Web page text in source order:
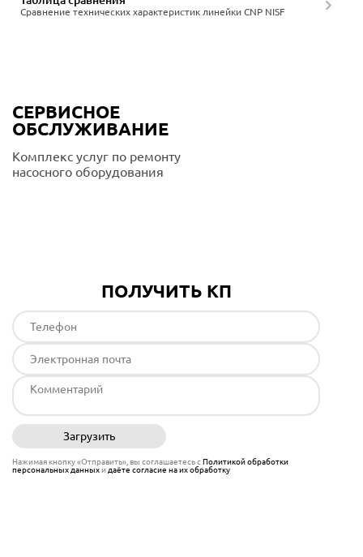
Сравнение технических характеристик линейки CNP NISF
СЕРВИСНОЕ
ОБСЛУЖИВАНИЕ
Комплекс услуг по ремонту
насосного оборудования
ПОЛУЧИТЬ КП
Загрузить
Нажимая кнопку «Отправить», вы соглашаетесь сПолитикой обработки
персональных данныхи даёте согласие на их обработку